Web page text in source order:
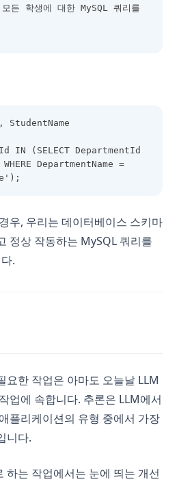
든 학생에 대한 MySQL 쿼리를
StudentName
IN (SELECT DepartmentId
DepartmentName =
우, 우리는 데이터베이스 스키마
정상 작동하는 MySQL 쿼리를
.
요한 작업은 아마도 오늘날 LLM
업에 속합니다. 추론은 LLM에서
플리케이션의 유형 중에서 가장
니다.
하는 작업에서는 눈에 띄는 개선